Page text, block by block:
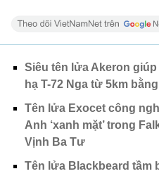
Siêu tên lửa Akeron
hạ T-72 Nga từ 5km bằng
Tên lửa Exocet công
Anh ‘xanh mặt’ trong
Vịnh Ba Tư
Tên lửa Blackbeard tầm